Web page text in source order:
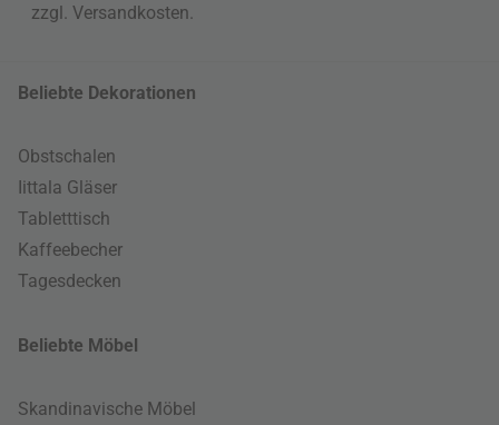
zzgl. Versandkosten
Beliebte Dekorationen
Obstschalen
Iittala Gläser
Tabletttisch
Kaffeebecher
Tagesdecken
Beliebte Möbel
Skandinavische Möbel